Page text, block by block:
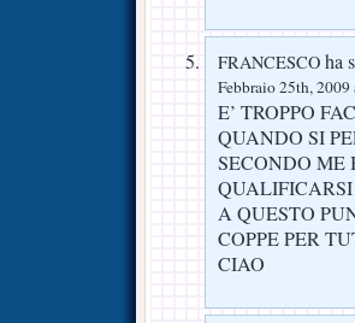
FRANCESCO ha
Febbraio 25th,
E’ TROPPO
QUANDO SI
SECONDO ME
A QUESTO
COPPE PER
CIAO